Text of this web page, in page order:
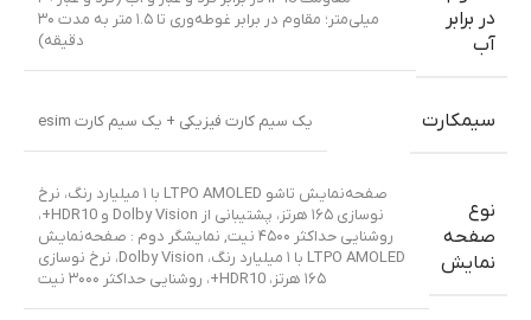
در برابر
آب
میلی‌متر؛ مقاوم در برابر غوطه‌وری تا ۱.۵ متر به مدت ۳۰
دقیقه)
سیمکارت یک سیم کارت فیزیکی + یک سیم کارت esim
نوع
صفحه
نمایش
صفحه‌نمایش تاشو LTPO AMOLED با ۱ میلیارد رنگ، نرخ
نوسازی ۱۶۵ هرتز، پشتیبانی از Dolby Vision و HDR10+،
روشنایی حداکثر ۴۵۰۰ نیت
, نمایشگر دوم : صفحه‌نمایش
LTPO AMOLED با ۱ میلیارد رنگ، Dolby Vision، نرخ نوسازی
۱۶۵ هرتز، HDR10+، روشنایی حداکثر ۳۰۰۰ نیت